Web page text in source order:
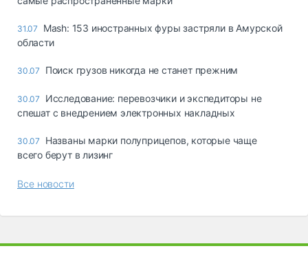
31.07
Mash: 153 иностранных фуры застряли в Амурской
области
30.07 Поиск грузов никогда не станет прежним
30.07
Исследование: перевозчики и экспедиторы не
спешат с внедрением электронных накладных
30.07
Названы марки полуприцепов, которые чаще
всего берут в лизинг
Все новости